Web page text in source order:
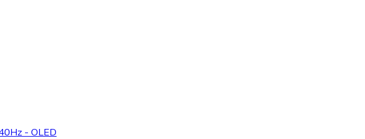
- OLED